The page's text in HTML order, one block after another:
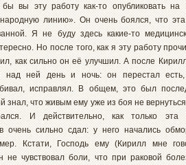
вы эту работу как-то опубликовать на
линию». Он очень боялся, что
Я не буду здесь какие-то
Но после того, как я эту работу
как сильно он её улучшил. А после
над ней день и ночь: он перестал
исправлял. В общем, это был
знал, что живым ему уже из боя не
И действительно, как только эта
очень сильно сдал: у него начались
Кстати, Господь ему (Кирилл мне
не чувствовал боли, что при раковой